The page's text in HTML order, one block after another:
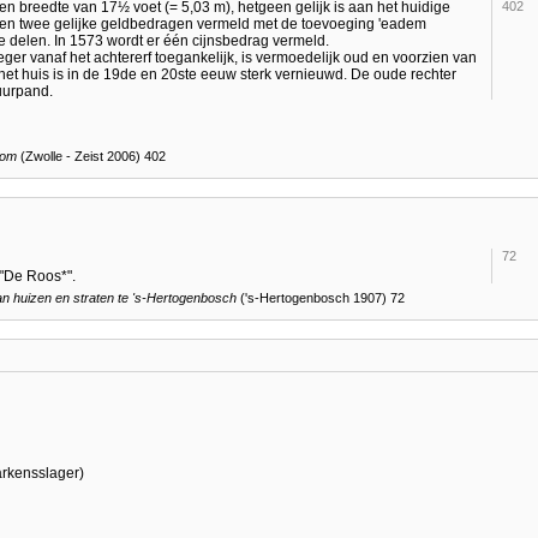
breedte van 17½ voet (= 5,03 m), hetgeen gelijk is aan het huidige
twee gelijke geldbedragen vermeld met de toevoeging 'eadem
In 1573 wordt er één cijnsbedrag vermeld.
vanaf het achtererf toegankelijk, is vermoedelijk oud en voorzien van
huis is in de 19de en 20ste eeuw sterk vernieuwd. De oude rechter
402
(Zwolle - Zeist 2006) 402
Roos*".
72
huizen en straten te 's-Hertogenbosch ('s-Hertogenbosch 1907) 72